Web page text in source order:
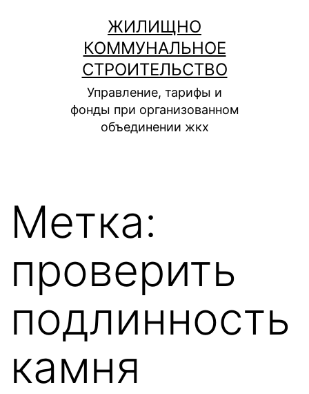
содержимому
ЖИЛИЩНО
КОММУНАЛЬНОЕ
СТРОИТЕЛЬСТВО
Управление, тарифы и
фонды при организованном
объединении жкх
Метка:
проверить
подлинность
камня